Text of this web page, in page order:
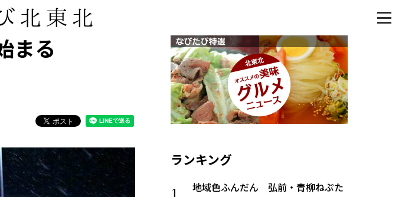
まる
ランキング
地域色ふんだん 弘前・青柳ねぷた